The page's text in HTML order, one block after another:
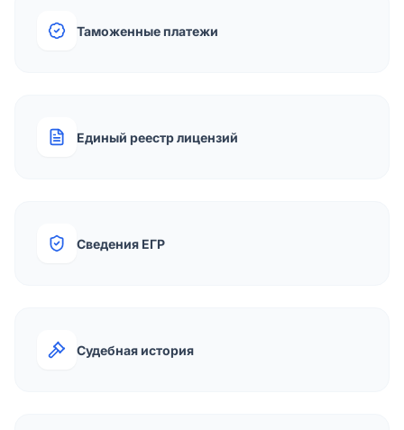
Таможенные платежи
Единый реестр лицензий
Сведения ЕГР
Судебная история